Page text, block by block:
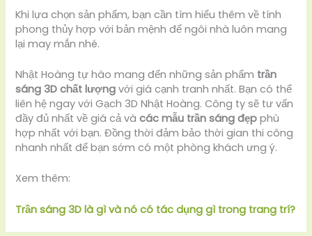
Khi lựa chọn sản phẩm, bạn cần tìm hiểu thêm về tính
phong thủy hợp với bản mệnh để ngôi nhà luôn mang
lại may mắn nhé.
Nhật Hoàng tự hào mang đến những sản phẩm trần
sáng 3D chất lượng với giá cạnh tranh nhất. Bạn có thể
liên hệ ngay với Gạch 3D Nhật Hoàng. Công ty sẽ tư vấn
đầy đủ nhất về giá cả vàcác mẫu trần sáng đẹp phù
hợp nhất với bạn. Đồng thời đảm bảo thời gian thi công
nhanh nhất để bạn sớm có một phòng khách ưng ý.
Xem thêm:
Trần sáng 3D là gì và nó có tác dụng gì trong trang trí?